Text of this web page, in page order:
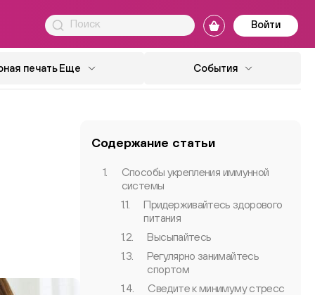
Войти
печать Еще События
Содержание статьи
1.
Способы укрепления иммунной
системы
1.1.
Придерживайтесь здорового
питания
1.2.
Высыпайтесь
1.3.
Регулярно занимайтесь
спортом
1.4.
Сведите к минимуму стресс